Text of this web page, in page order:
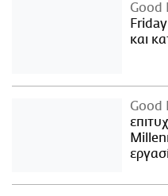
Good
και
Good